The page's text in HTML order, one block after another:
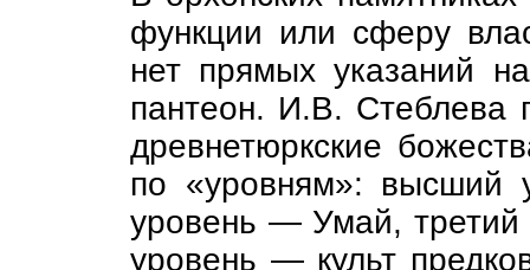
функции или сферу
нет прямых указаний
пантеон. И.В. Стеблева
древнетюркские
по «уровням»: высший
уровень — Умай,
уровень — культ